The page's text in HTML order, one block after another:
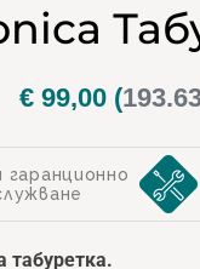
€ 99,00 (
гаранционно
табуретка.